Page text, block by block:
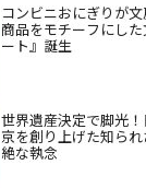
コンビニおにぎりが
商品をモチーフにし
ート』誕生
世界遺産決定で脚光
京を創り上げた知ら
絶な執念